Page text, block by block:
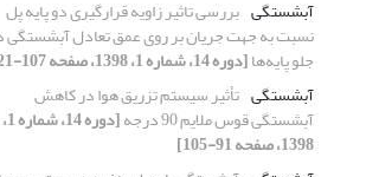
آبشستگی بررسی تاثیر زاویه قرارگیری دو پایه پل
نسبت به جهت جریان بر روی عمق تعادل آبشستگی
جلو پایه‌ها[دوره 14، شماره 1، 1398، صفحه 107-121]
آبشستگی تأثیر سیستم تزریق هوا در کاهش
آبشستگی قوس ملایم 90 درجه [دوره 14، شماره 1،
1398، صفحه 91-105]